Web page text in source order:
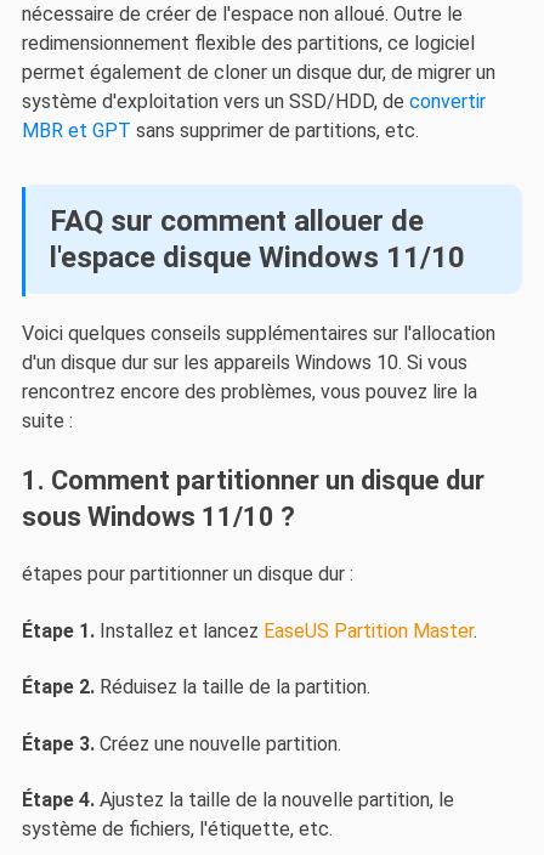
nécessaire de créer de l'espace non alloué. Outre le
redimensionnement flexible des partitions, ce logiciel
permet également de cloner un disque dur, de migrer un
système d'exploitation vers un SSD/HDD, de convertir
MBR et GPT sans supprimer de partitions, etc.
FAQ sur comment allouer de
l'espace disque Windows 11/10
Voici quelques conseils supplémentaires sur l'allocation
d'un disque dur sur les appareils Windows 10. Si vous
rencontrez encore des problèmes, vous pouvez lire la
suite :
1. Comment partitionner un disque dur
sous Windows 11/10 ?
étapes pour partitionner un disque dur :
Étape 1.Installez et lancez EaseUS Partition Master.
Étape 2.Réduisez la taille de la partition.
Étape 3. Créez une nouvelle partition.
Étape 4.Ajustez la taille de la nouvelle partition, le
système de fichiers, l'étiquette, etc.